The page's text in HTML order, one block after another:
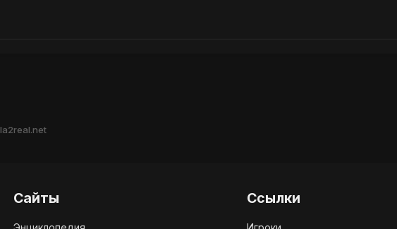
la2real.net
Сайты Ссылки